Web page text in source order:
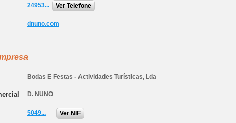
24953... Ver Telefone
dnuno.com
Bodas E Festas - Actividades Turísticas, Lda
D. NUNO
5049... Ver NIF